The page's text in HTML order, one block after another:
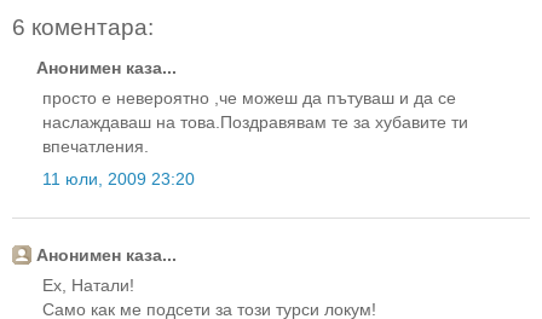
6 коментара:
Анонимен каза...
просто е невероятно ,че можеш да пътуваш и да се
наслаждаваш на това.Поздравявам те за хубавите ти
впечатления.
11 юли, 2009 23:20
Анонимен каза...
Ех, Натали!
Само как ме подсети за този турси локум!